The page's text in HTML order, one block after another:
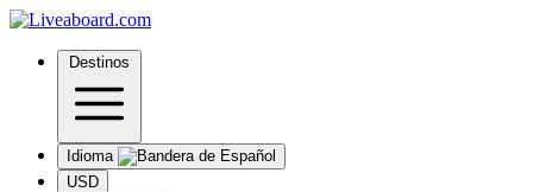
Destinos
Idioma
USD